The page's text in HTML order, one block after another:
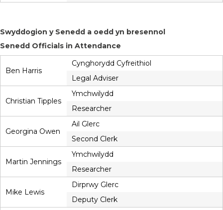
Swyddogion y Senedd a oedd yn bresennol
Senedd Officials in Attendance
Ben Harris
Cynghorydd Cyfreithiol
Legal Adviser
Christian Tipples
Ymchwilydd
Researcher
Georgina Owen
Ail Glerc
Second Clerk
Martin Jennings
Ymchwilydd
Researcher
Mike Lewis
Dirprwy Glerc
Deputy Clerk